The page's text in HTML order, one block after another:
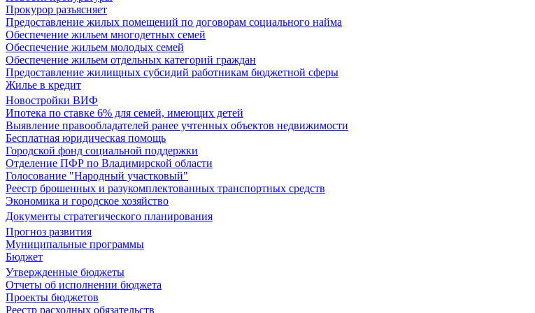
Прокурор разъясняет
Предоставление жилых помещений по договорам социального найма
Обеспечение жильем многодетных семей
Обеспечение жильем молодых семей
Обеспечение жильем отдельных категорий граждан
Предоставление жилищных субсидий работникам бюджетной сферы
Жилье в кредит
Новостройки ВИФ
Ипотека по ставке 6% для семей, имеющих детей
Выявление правообладателей ранее учтенных объектов недвижимости
Бесплатная юридическая помощь
Городской фонд социальной поддержки
Отделение ПФР по Владимирской области
Голосование "Народный участковый"
Реестр брошенных и разукомплектованных транспортных средств
Экономика и городское хозяйство
Документы стратегического планирования
Прогноз развития
Муниципальные программы
Бюджет
Утвержденные бюджеты
Отчеты об исполнении бюджета
Проекты бюджетов
Реестр расходных обязательств